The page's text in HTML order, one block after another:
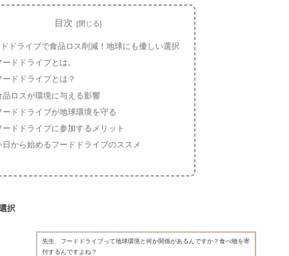
目次
ドライブで食品ロス削減！地球にも優しい選択
ードドライブとは。
ードドライブとは？
品ロスが環境に与える影響
ードドライブが地球環境を守る
ードドライブに参加するメリット
日から始めるフードドライブのススメ
択
先生、フードドライブって地球環境と何か関係があるんですか？食べ物を寄
付するんですよね？